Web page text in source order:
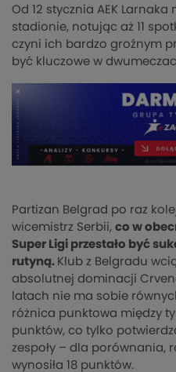
Od 12 stycznia AEK Larnaka
stadionie, notując aż 11
czyni ich bardzo groźnym
być kluczowe w
Partizan Belgrad po raz
wicemistrz Serbii, co w
Super Ligi przestało być
rutyną. Klub z Belgradu
absolutnej dominacji
latach nie ma sobie
różnica punktowa między
punktów, co tylko
zespoły – dla porównania,
wynosiła 18 punktów.